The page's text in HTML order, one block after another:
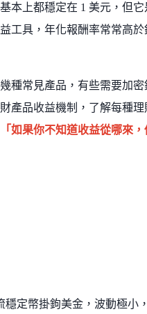
本上都穩定在 1 美元，但它
工具，年化報酬率常常高於
種常見產品，有些需要加密
產品收益機制，了解每種理
「如果你不知道收益從哪來
穩定幣掛鉤美金，波動極小